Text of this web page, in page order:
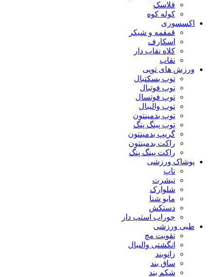
فلاسک
کوله کوه
اکسسوری
قمقمه و شیکر
اسکارف
کلاه نقاب دار
نقاب
ورزش های توپی
توپ بسکتبال
توپ فوتبال
توپ فوتسال
توپ والیبال
توپ بدمینتون
توپ پینگ پنگ
گریپ بدمینتون
راکت بدمینتون
راکت پینگ پنگ
پوشاک ورزشی
تاپ
تیشرت
شلوارک
مایو شنا
دستکش
جوراب استپ دار
طبی ورزشی
تقویت مچ
انگشتی واليبال
زانوبند
ساق بند
شکم بند